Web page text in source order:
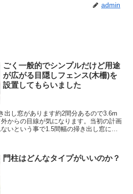
admin
ごく一般的でシンプルだけど用途
が広がる目隠しフェンス(木柵)を
設置してもらいました
出し窓があります約2間分あるので3.6m
からの目線が気になります。当初の計画
いという事で1.5間幅の掃き出し窓にな
門柱はどんなタイプがいいのか？